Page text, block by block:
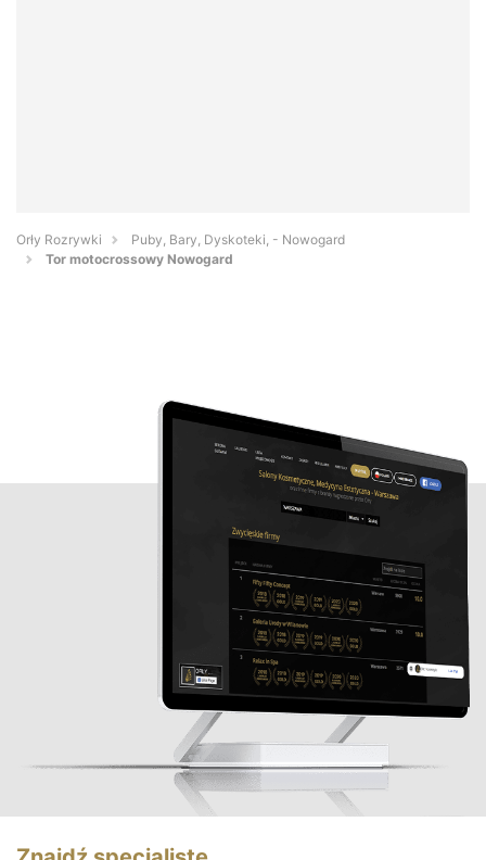
Orły Rozrywki
Puby, Bary, Dyskoteki, - Nowogard
Tor motocrossowy Nowogard